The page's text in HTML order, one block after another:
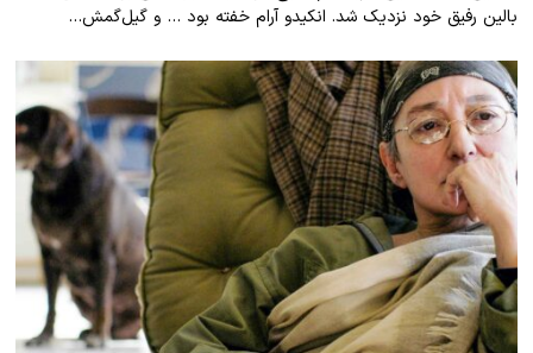
بالین رفیق خود نزدیک شد. انکیدو آرام خفته بود … و گیل‌گمش…